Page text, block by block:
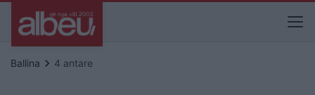
Ballina keyboard_arrow_right 4 antare